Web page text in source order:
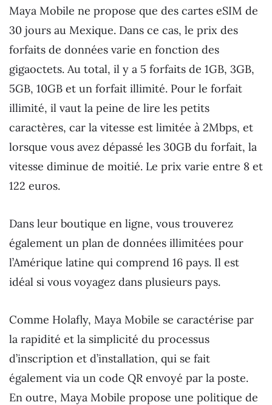
Maya Mobile ne propose que des cartes eSIM de
30 jours au Mexique. Dans ce cas, le prix des
forfaits de données varie en fonction des
gigaoctets. Au total, il y a 5 forfaits de 1GB, 3GB,
5GB, 10GB et un forfait illimité. Pour le forfait
illimité, il vaut la peine de lire les petits
caractères, car la vitesse est limitée à 2Mbps, et
lorsque vous avez dépassé les 30GB du forfait, la
vitesse diminue de moitié. Le prix varie entre 8 et
122 euros.
Dans leur boutique en ligne, vous trouverez
également un plan de données illimitées pour
l’Amérique latine qui comprend 16 pays. Il est
idéal si vous voyagez dans plusieurs pays.
Comme Holafly, Maya Mobile se caractérise par
la rapidité et la simplicité du processus
d’inscription et d’installation, qui se fait
également via un code QR envoyé par la poste.
En outre, Maya Mobile propose une politique de